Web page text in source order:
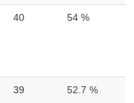
40 54 %
39 52.7 %